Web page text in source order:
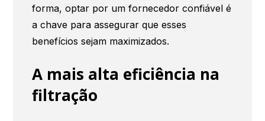
forma, optar por um fornecedor confiável é
a chave para assegurar que esses
benefícios sejam maximizados.
A mais alta eficiência na
filtração